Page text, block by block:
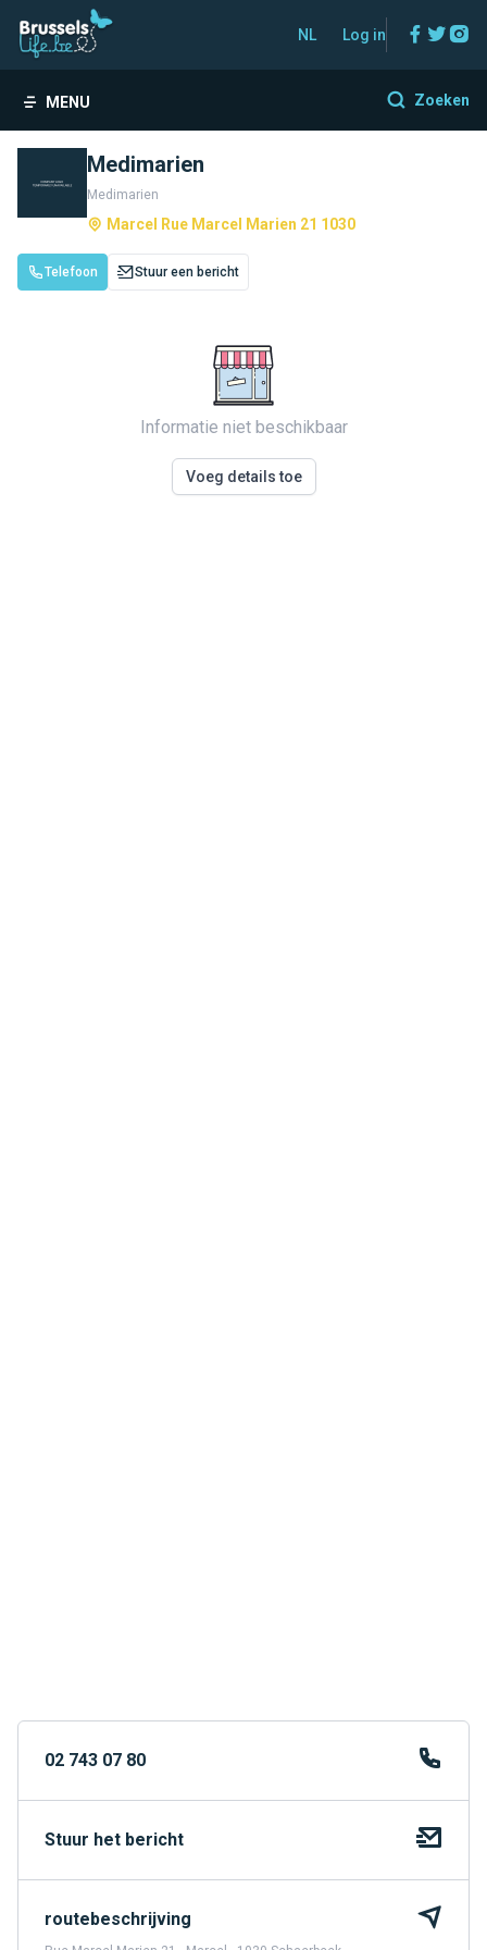
NL Log in
MENU Zoeken
Medimarien
Medimarien
Marcel Rue Marcel Marien 21 1030
Telefoon Stuur een bericht
Informatie niet beschikbaar
Voeg details toe
02 743 07 80
Stuur het bericht
routebeschrijving